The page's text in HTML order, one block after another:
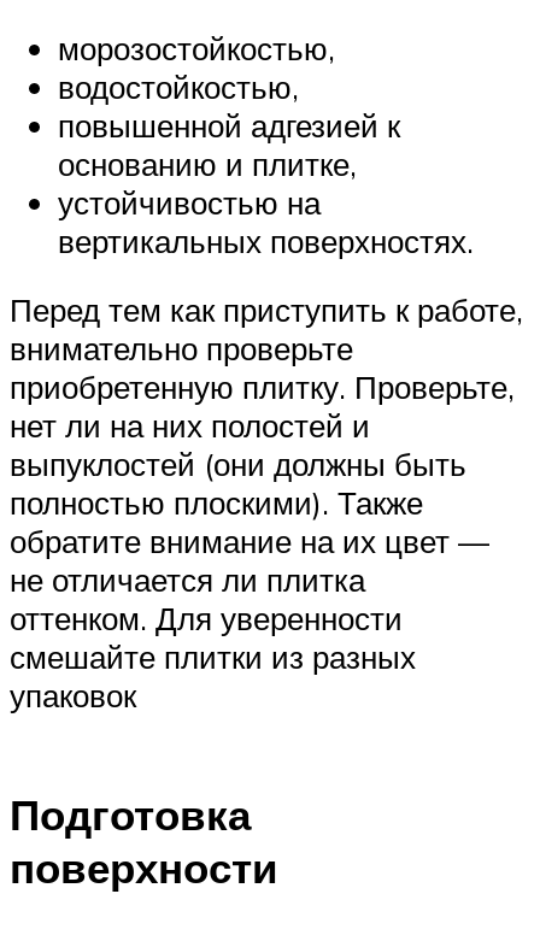
морозостойкостью,
водостойкостью,
повышенной адгезией к
основанию и плитке,
устойчивостью на
вертикальных поверхностях.
Перед тем как приступить к работе,
внимательно проверьте
приобретенную плитку. Проверьте,
нет ли на них полостей и
выпуклостей (они должны быть
полностью плоскими). Также
обратите внимание на их цвет —
не отличается ли плитка
оттенком. Для уверенности
смешайте плитки из разных
упаковок
Подготовка
поверхности